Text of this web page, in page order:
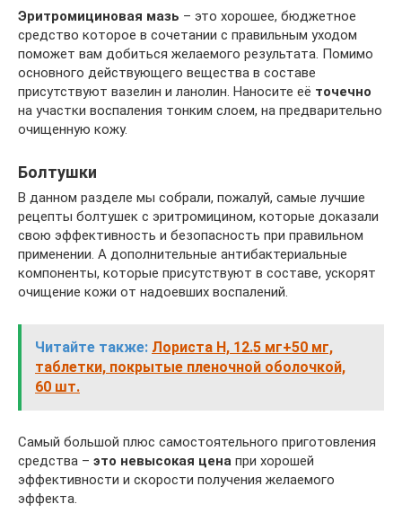
Эритромициновая мазь – это хорошее, бюджетное
средство которое в сочетании с правильным уходом
поможет вам добиться желаемого результата. Помимо
основного действующего вещества в составе
присутствуют вазелин и ланолин. Наносите её точечно
на участки воспаления тонким слоем, на предварительно
очищенную кожу.
Болтушки
В данном разделе мы собрали, пожалуй, самые лучшие
рецепты болтушек с эритромицином, которые доказали
свою эффективность и безопасность при правильном
применении. А дополнительные антибактериальные
компоненты, которые присутствуют в составе, ускорят
очищение кожи от надоевших воспалений.
Читайте также: Лориста Н, 12.5 мг+50 мг,
таблетки, покрытые пленочной оболочкой,
60 шт.
Самый большой плюс самостоятельного приготовления
средства – это невысокая цена при хорошей
эффективности и скорости получения желаемого
эффекта.